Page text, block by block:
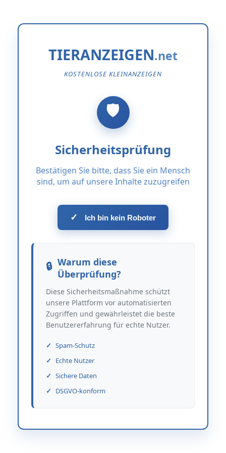
TIERANZEIGEN
KOSTENLOSE KLEINANZEIGEN
Sicherheitsprüfung
Bestätigen Sie bitte, dass Sie ein Mensch
sind, um auf unsere Inhalte zuzugreifen
✓ Ich bin kein Roboter
Warum diese
Überprüfung?
Diese Sicherheitsmaßnahme schützt
unsere Plattform vor automatisierten
Zugriffen und gewährleistet die beste
Benutzererfahrung für echte Nutzer.
Spam-Schutz
Echte Nutzer
Sichere Daten
DSGVO-konform